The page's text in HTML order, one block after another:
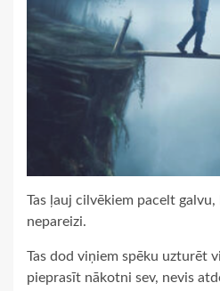
Tas ļauj cilvēkiem pacelt
nepareizi.
Tas dod viņiem spēku uzturēt
pieprasīt nākotni sev, nevis